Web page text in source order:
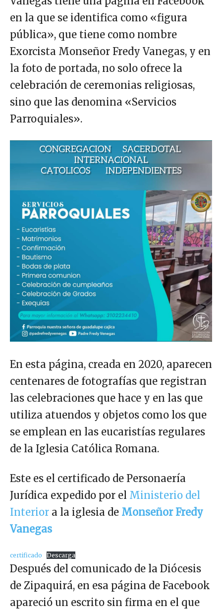
en la que se identifica como «figura
pública», que tiene como nombre
Exorcista Monseñor Fredy Vanegas, y en
la foto de portada, no solo ofrece la
celebración de ceremonias religiosas,
sino que las denomina «Servicios
Parroquiales».
En esta página, creada en 2020, aparecen
centenares de fotografías que registran
las celebraciones que hace y en las que
utiliza atuendos y objetos como los que
se emplean en las eucaristías regulares
de la Iglesia Católica Romana.
Este es el certificado de Personaería
Jurídica expedido por el Ministerio del
Interior a la iglesia de Monseñor Fredy
Vanegas
certificado Descarga
Después del comunicado de la Diócesis
de Zipaquirá, en esa página de Facebook
apareció un escrito sin firma en el que